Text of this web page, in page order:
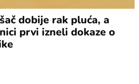
dobije rak pluća, a
prvi izneli dokaze o